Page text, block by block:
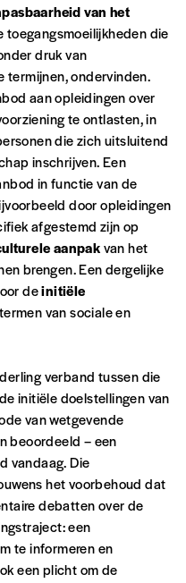
van het
die
druk van
termijnen, ondervinden.
aan opleidingen over
te ontlasten, in
die zich uitsluitend
inschrijven. Een
in functie van de
door opleidingen
afgestemd zijn op
aanpakvan het
brengen. Een dergelijke
deinitiële
van sociale en
verband tussen die
initiële doelstellingen van
van wetgevende
beoordeeld – een
vandaag. Die
het voorbehoud dat
debatten over de
een
te informeren en
een plicht om de